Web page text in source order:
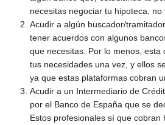
necesitas negociar tu hipoteca,
Acudir a algún buscador/
tener acuerdos con algunos
que necesitas. Por lo menos,
tus necesidades una vez, y ellos
ya que estas plataformas cobran
Acudir a un Intermediario de
por el Banco de España que se
Estos profesionales sí que